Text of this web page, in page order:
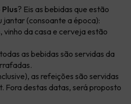
? Eis as bebidas que estão
jantar (consoante a época):
da casa e cerveja estão
as bebidas são servidas da
as refeições são servidas
Fora destas datas, será proposto